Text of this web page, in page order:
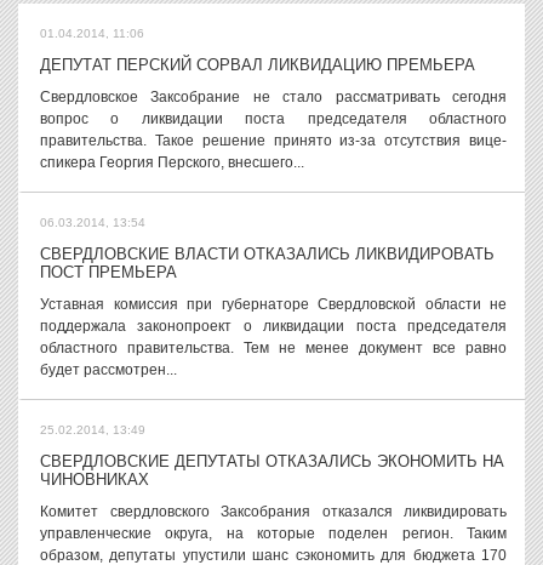
01.04.2014, 11:06
ДЕПУТАТ ПЕРСКИЙ СОРВАЛ ЛИКВИДАЦИЮ ПРЕМЬЕРА
Свердловское Заксобрание не стало рассматривать сегодня
вопрос о ликвидации поста председателя областного
правительства. Такое решение принято из-за отсутствия вице-
спикера Георгия Перского, внесшего...
06.03.2014, 13:54
СВЕРДЛОВСКИЕ ВЛАСТИ ОТКАЗАЛИСЬ ЛИКВИДИРОВАТЬ
ПОСТ ПРЕМЬЕРА
Уставная комиссия при губернаторе Свердловской области не
поддержала законопроект о ликвидации поста председателя
областного правительства. Тем не менее документ все равно
будет рассмотрен...
25.02.2014, 13:49
СВЕРДЛОВСКИЕ ДЕПУТАТЫ ОТКАЗАЛИСЬ ЭКОНОМИТЬ НА
ЧИНОВНИКАХ
Комитет свердловского Заксобрания отказался ликвидировать
управленческие округа, на которые поделен регион. Таким
образом, депутаты упустили шанс сэкономить для бюджета 170